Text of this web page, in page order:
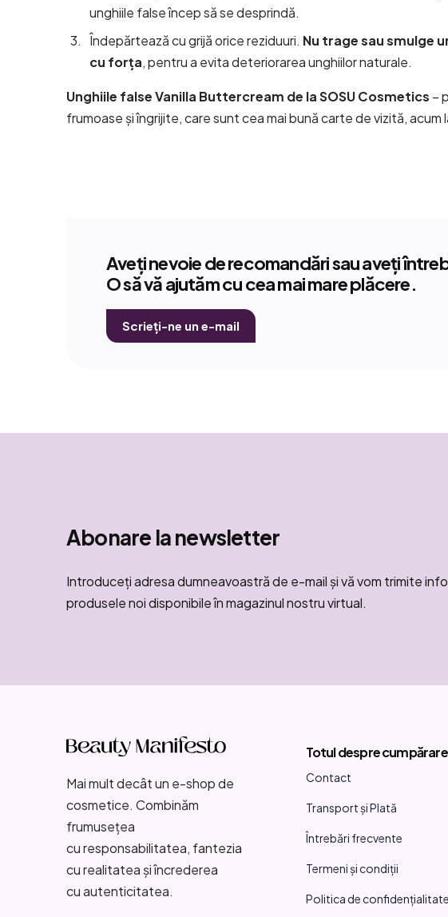
unghiile false încep să se desprindă.
Îndepărtează cu grijă orice reziduuri. Nu trage sau smulge
cu forța, pentru a evita deteriorarea unghiilor naturale.
Unghiile false Vanilla Buttercream de la SOSU Cosmetics –
frumoase și îngrijite, care sunt cea mai bună carte de vizită, acum
Aveți nevoie de recomandări sau aveți
O să vă ajutăm cu cea mai mare plăcere.
Scrieți-ne un e-mail
Abonare la newsletter
Introduceţi adresa dumneavoastră de e-mail şi vă vom trimite
produsele noi disponibile în magazinul nostru virtual.
Mai mult decât un e-shop de
cosmetice. Combinăm
frumusețea
cu responsabilitatea, fantezia
cu realitatea și încrederea
cu autenticitatea.
Totul despre cumpărare
Contact
Transport și Plată
Întrebări frecvente
Termeni și condiții
Politica de confidențialitate